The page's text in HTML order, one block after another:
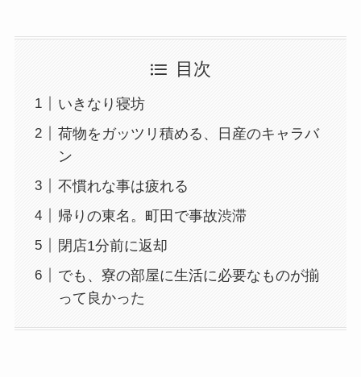
目次
いきなり寝坊
荷物をガッツリ積める、日産のキャラバ
ン
不慣れな事は疲れる
帰りの東名。町田で事故渋滞
閉店1分前に返却
でも、寮の部屋に生活に必要なものが揃
って良かった